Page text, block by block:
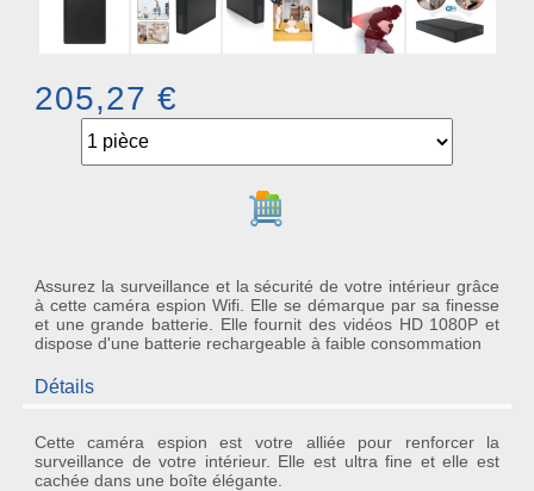
205,27 €
Ajouter au panier
Assurez la surveillance et la sécurité de votre intérieur grâce
à cette caméra espion Wifi. Elle se démarque par sa finesse
et une grande batterie. Elle fournit des vidéos HD 1080P et
dispose d'une batterie rechargeable à faible consommation
Détails
Cette caméra espion est votre alliée pour renforcer la
surveillance de votre intérieur. Elle est ultra fine et elle est
cachée dans une boîte élégante.